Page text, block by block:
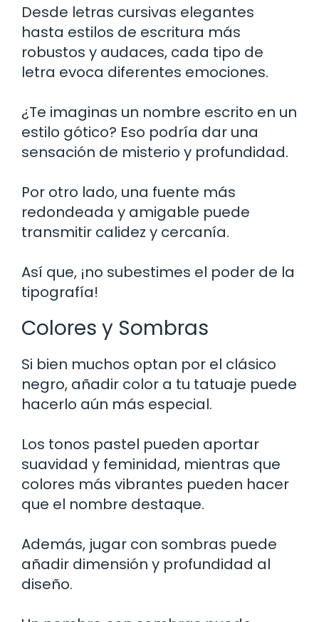
Desde letras cursivas elegantes
hasta estilos de escritura más
robustos y audaces, cada tipo de
letra evoca diferentes emociones.
¿Te imaginas un nombre escrito en un
estilo gótico? Eso podría dar una
sensación de misterio y profundidad.
Por otro lado, una fuente más
redondeada y amigable puede
transmitir calidez y cercanía.
Así que, ¡no subestimes el poder de la
tipografía!
Colores y Sombras
Si bien muchos optan por el clásico
negro, añadir color a tu tatuaje puede
hacerlo aún más especial.
Los tonos pastel pueden aportar
suavidad y feminidad, mientras que
colores más vibrantes pueden hacer
que el nombre destaque.
Además, jugar con sombras puede
añadir dimensión y profundidad al
diseño.